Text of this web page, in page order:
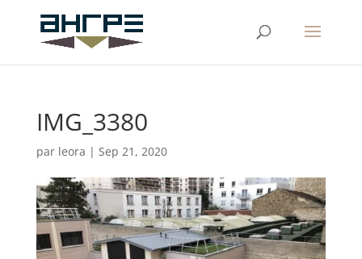
IMG_3380
par leora | Sep 21, 2020